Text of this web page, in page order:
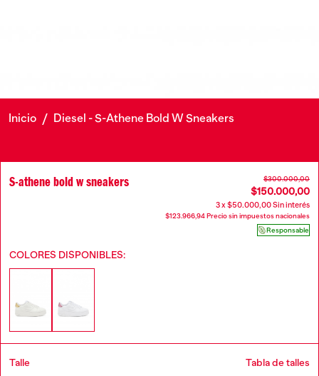
Inicio / Diesel - S-Athene Bold W Sneakers
S-athene bold w sneakers $300.000,00
$150.000,00
3 x $50.000,00 Sin interés
$123.966,94 Precio sin impuestos nacionales
Responsable
COLORES DISPONIBLES:
Talle
Tabla de talles